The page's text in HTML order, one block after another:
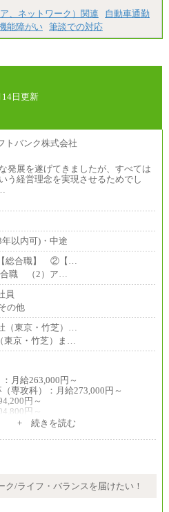
、ネットワーク）関連
自動車通勤
能障がい 筆談での対応
14日更新
発展を遂げてきましたが、すべては
う経営理念を実現させるためでし
以内可)・中途
総合職】 ②【…
合職 （2）ア…
員
の他
（東京・竹芝）…
東京・竹芝）ま…
月給263,000円～
専攻科）：月給273,000円～
円～
円～
後の実業務において発揮できると
す
職
+ 続きを読む
/ライフ・バランスを届けたい！